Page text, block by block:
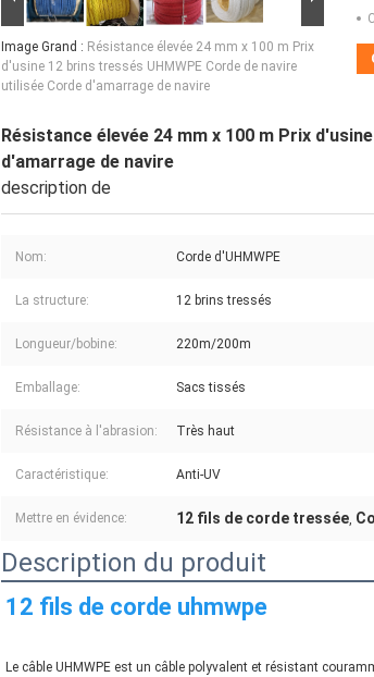
Image Grand : Résistance élevée 24 mm x 100 m Prix
d'usine 12 brins tressés UHMWPE Corde de navire
utilisée Corde d'amarrage de navire
Résistance élevée 24 mm x 100 m Prix
d'amarrage de navire
description de
Nom: Corde d'UHMWPE
La structure: 12 brins tressés
Longueur/bobine: 220m/200m
Emballage: Sacs tissés
Résistance à l'abrasion: Très haut
Caractéristique: Anti-UV
Mettre en évidence: 12 fils de corde tressée,
Description du produit
12 fils de corde uhmwpe
Le câble UHMWPE est un câble polyvalent et résistant